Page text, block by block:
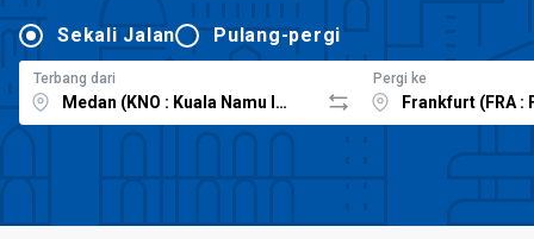
Sekali Jalan Pulang-pergi
Terbang dari Pergi ke